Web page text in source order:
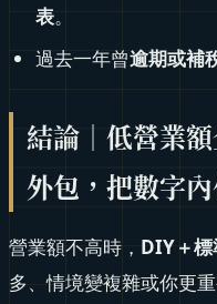
表。
過去一年曾逾期或補
結論｜低營業
外包，把數字
營業額不高時， DIY＋
多、情境變複雜或你更